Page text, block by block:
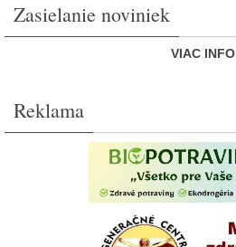
Zasielanie noviniek
VIAC INFO
Reklama